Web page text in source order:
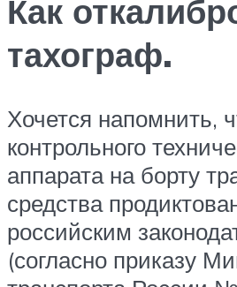
Как
тахограф.
Хочется напомнить,
контрольного
аппарата на борту
средства
российским
(согласно приказу